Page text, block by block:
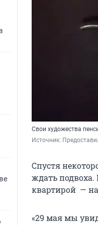
Свои художества
Источник:
Спустя
ждать подвоха.
квартирой —
«29 мая мы